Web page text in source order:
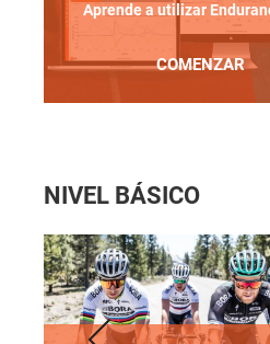
Aprende a utilizar
COMENZAR
NIVEL BÁSICO